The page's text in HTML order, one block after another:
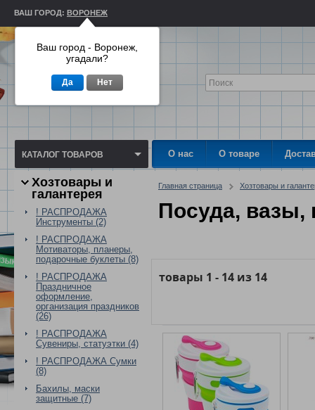
ВАШ ГОРОД: ВОРОНЕЖ
КАТАЛОГ ТОВАРОВ О нас О товаре
Хозтовары и
галантерея
! РАСПРОДАЖА
Инструменты (2)
! РАСПРОДАЖА
Мотиваторы, планеры,
подарочные буклеты (8)
! РАСПРОДАЖА
Праздничное
оформление,
организация праздников
(26)
! РАСПРОДАЖА
Сувениры, статуэтки (4)
! РАСПРОДАЖА Сумки
(8)
Бахилы, маски
защитные (7)
Главная страница Хозтовары и
Посуда, вазы,
товары 1 - 14 из 14
Ваш город - Воронеж,
угадали?
Да Нет